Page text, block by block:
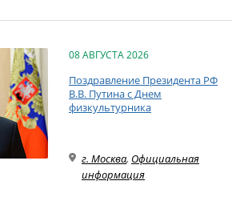
08 АВГУСТА 2026
Поздравление Президента РФ
В.В. Путина с Днем
физкультурника
г. Москва, Официальная
информация